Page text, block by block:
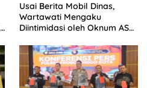
Usai Berita Mobil Dinas,
Wartawati Mengaku
Diintimidasi oleh Oknum ASN
Tempuh Jalur Hukum